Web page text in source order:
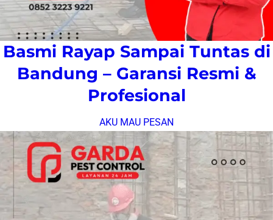
Basmi Rayap Sampai Tuntas di
Bandung – Garansi Resmi &
Profesional
AKU MAU PESAN